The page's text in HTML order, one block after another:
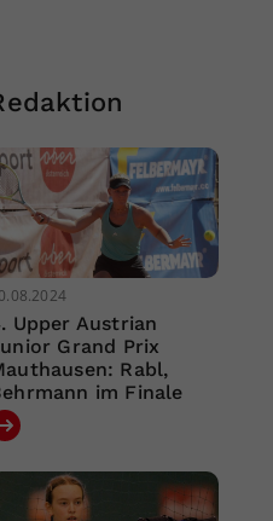
Upper Austrian
Grand Prix
Rabl,
im Finale